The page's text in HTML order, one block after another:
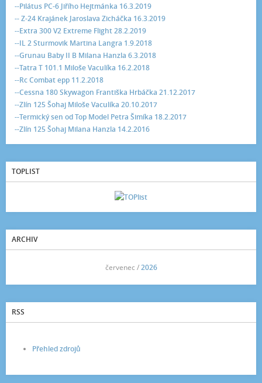
--Pilátus PC-6 Jiřího Hejtmánka 16.3.2019
-- Z-24 Krajánek Jaroslava Zicháčka 16.3.2019
--Extra 300 V2 Extreme Flight 28.2.2019
--IL 2 Sturmovik Martina Langra 1.9.2018
--Grunau Baby II B Milana Hanzla 6.3.2018
--Tatra T 101.1 Miloše Vaculíka 16.2.2018
--Rc Combat epp 11.2.2018
--Cessna 180 Skywagon Františka Hrbáčka 21.12.2017
--Zlín 125 Šohaj Miloše Vaculíka 20.10.2017
--Termický sen od Top Model Petra Šimíka 18.2.2017
--Zlín 125 Šohaj Milana Hanzla 14.2.2016
TOPLIST
ARCHIV
červenec /2026
RSS
Přehled zdrojů